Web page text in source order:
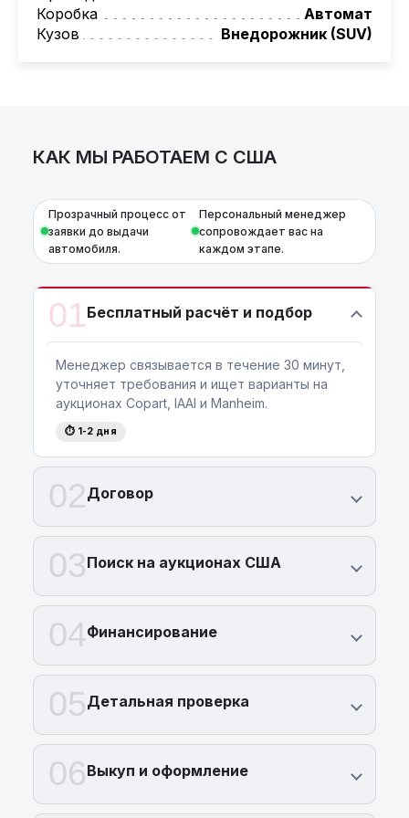
документальное сопровождение, помощь
при растаможке. Экономьте свое время и
номеру:+375 (29) 689-20-20
профессионалам!
*Цена автомобиля указана без
дополнительных платежей и расходов.
Коробка
Автомат
Кузов
Внедорожник (SUV)
КАК МЫ РАБОТАЕМ С США
Прозрачный процесс от
заявки до выдачи
автомобиля.
Персональный менеджер
сопровождает вас на
каждом этапе.
01Бесплатный расчёт и подбор
Менеджер связывается в течение 30 минут,
уточняет требования и ищет варианты на
аукционах Copart, IAAI и Manheim.
⏱ 1-2 дня
02Договор
03Поиск на аукционах США
04Финансирование
05Детальная проверка
06Выкуп и оформление